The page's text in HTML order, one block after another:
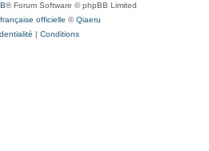
® Forum Software © phpBB Limited
officielle ©Qiaeru
| Conditions